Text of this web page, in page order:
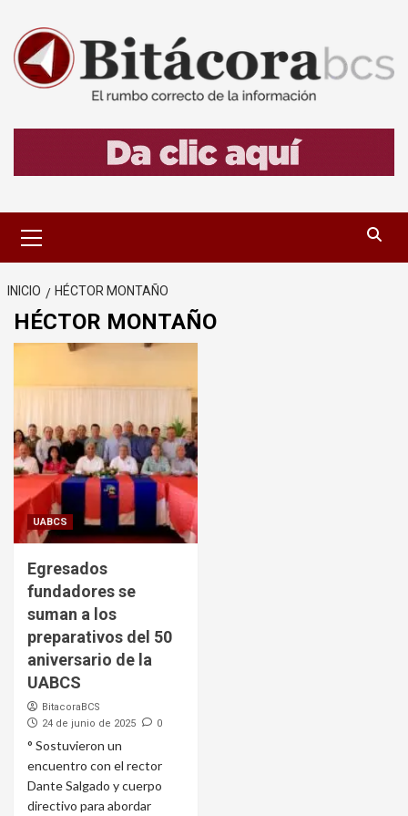
contenido
primario
INICIO HÉCTOR MONTAÑO
HÉCTOR MONTAÑO
UABCS
Egresados
fundadores se
suman a los
preparativos del 50
aniversario de la
UABCS
BitacoraBCS
24 de junio de 2025
0
° Sostuvieron un
encuentro con el rector
Dante Salgado y cuerpo
directivo para abordar